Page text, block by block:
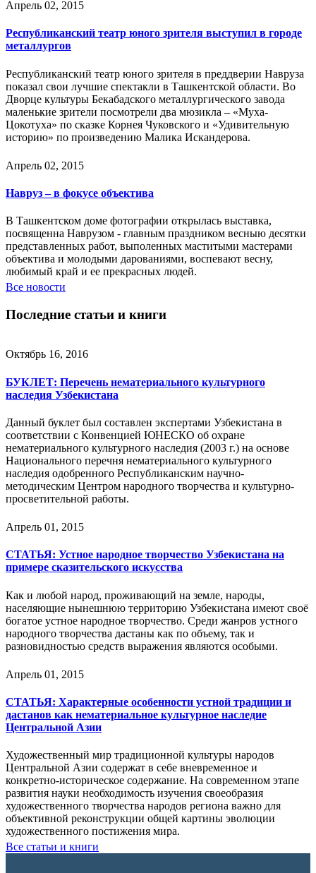
Апрель 02, 2015
Республиканский театр юного зрителя выступил в городе
металлургов
Республиканский театр юного зрителя в преддверии Навруза
показал свои лучшие спектакли в Ташкентской области. Во
Дворце культуры Бекабадского металлургического завода
маленькие зрители посмотрели два мюзикла – «Муха-
Цокотуха» по сказке Корнея Чуковского и «Удивительную
историю» по произведению Малика Искандерова.
Апрель 02, 2015
Навруз – в фокусе объектива
В Ташкентском доме фотографии открылась выставка,
посвященна Наврузом - главным праздником весныю десятки
представленных работ, выполенных маститыми мастерами
объектива и молодыми дарованиями, воспевают весну,
любимый край и ее прекрасных людей.
Все новости
Последние статьи и книги
Октябрь 16, 2016
БУКЛЕТ: Перечень нематериального культурного
наследия Узбекистана
Данный буклет был составлен экспертами Узбекистана в
соответствии с Конвенцией ЮНЕСКО об охране
нематериального культурного наследия (2003 г.) на основе
Национального перечня нематериального культурного
наследия одобренного Республиканским научно-
методическим Центром народного творчества и культурно-
просветительной работы.
Апрель 01, 2015
СТАТЬЯ: Устное народное творчество Узбекистана на
примере сказительского искусства
Как и любой народ, проживающий на земле, народы,
населяющие нынешнюю территорию Узбекистана имеют своё
богатое устное народное творчество. Среди жанров устного
народного творчества дастаны как по объему, так и
разновидностью средств выражения являются особыми.
Апрель 01, 2015
СТАТЬЯ: Характерные особенности устной традиции и
дастанов как нематериальное культурное наследие
Центральной Азии
Художественный мир традиционной культуры народов
Центральной Азии содержат в себе вневременное и
конкретно-историческое содержание. На современном этапе
развития науки необходимость изучения своеобразия
художественного творчества народов региона важно для
объективной реконструкции общей картины эволюции
художественного постижения мира.
Все статьи и книги